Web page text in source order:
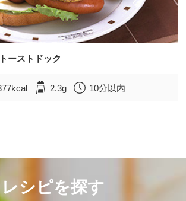
ーストドック
2.3g 10分以内
レシピを探す